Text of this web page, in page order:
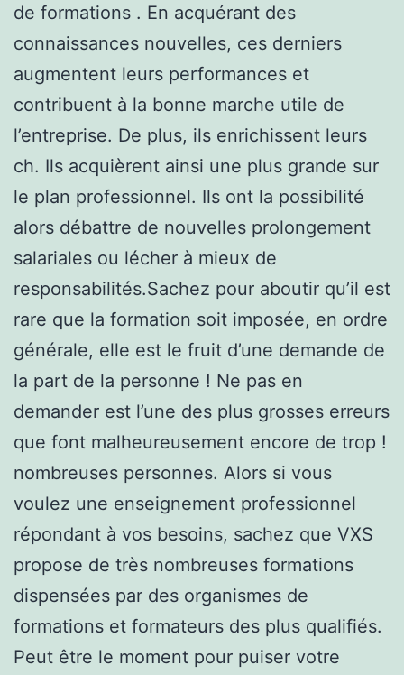
de formations . En acquérant des
connaissances nouvelles, ces derniers
augmentent leurs performances et
contribuent à la bonne marche utile de
l’entreprise. De plus, ils enrichissent leurs
ch. Ils acquièrent ainsi une plus grande sur
le plan professionnel. Ils ont la possibilité
alors débattre de nouvelles prolongement
salariales ou lécher à mieux de
responsabilités.Sachez pour aboutir qu’il est
rare que la formation soit imposée, en ordre
générale, elle est le fruit d’une demande de
la part de la personne ! Ne pas en
demander est l’une des plus grosses erreurs
que font malheureusement encore de trop !
nombreuses personnes. Alors si vous
voulez une enseignement professionnel
répondant à vos besoins, sachez que VXS
propose de très nombreuses formations
dispensées par des organismes de
formations et formateurs des plus qualifiés.
Peut être le moment pour puiser votre